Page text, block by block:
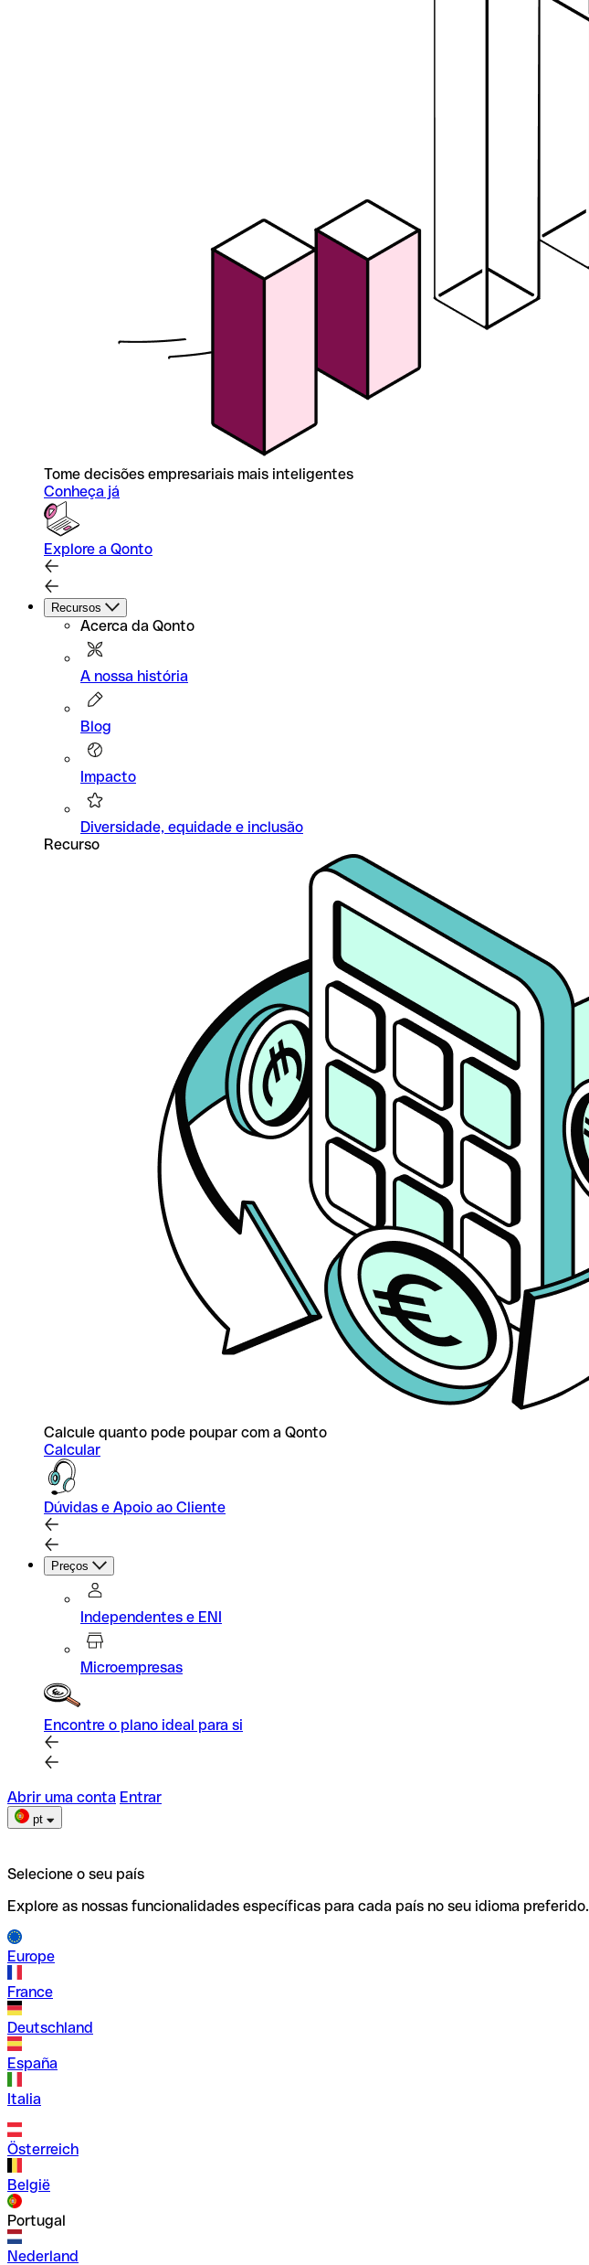
Tome decisões empresariais mais inteligentes
Conheça já
Explore a Qonto
Recursos
Acerca da Qonto
A nossa história
Blog
Impacto
Diversidade, equidade e inclusão
Recurso
Calcule quanto pode poupar com a Qonto
Calcular
Dúvidas e Apoio ao Cliente
Preços
Independentes e ENI
Microempresas
Encontre o plano ideal para si
Abrir uma conta Entrar
pt
Selecione o seu país
Explore as nossas funcionalidades específicas para cada país no seu idioma preferido.
Europe
France
Deutschland
España
Italia
Österreich
België
Portugal
Nederland